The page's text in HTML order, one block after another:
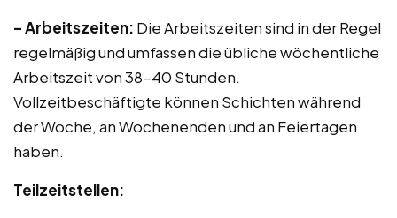
– Arbeitszeiten: Die Arbeitszeiten sind in der Regel
regelmäßig und umfassen die übliche wöchentliche
Arbeitszeit von 38-40 Stunden.
Vollzeitbeschäftigte können Schichten während
der Woche, an Wochenenden und an Feiertagen
haben.
Teilzeitstellen: